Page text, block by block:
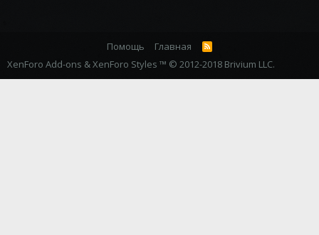
Помощь Главная
R
S
XenForo Add-ons &XenForo Styles ™ © 2012-2018 Brivium LLC.